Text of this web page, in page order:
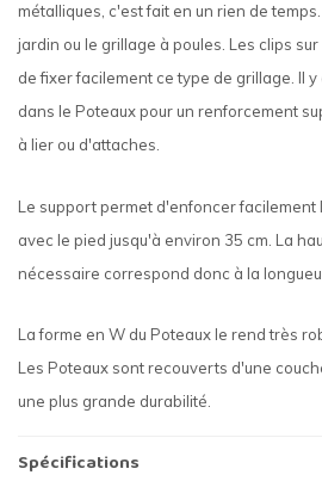
métalliques, c'est fait en un rien de
jardin ou le grillage à poules. Les clips
de fixer facilement ce type de grillage. Il
dans le Poteaux pour un renforcement
à lier ou d'attaches.
Le support permet d'enfoncer facilement
avec le pied jusqu'à environ 35 cm. La
nécessaire correspond donc à la
La forme en W du Poteaux le rend très
Les Poteaux sont recouverts d'une
une plus grande durabilité.
Spécifications